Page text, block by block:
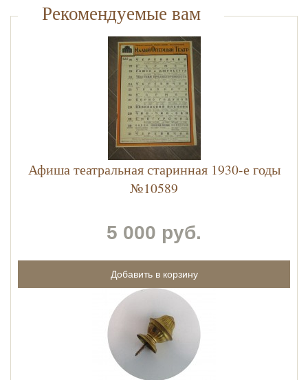
Рекомендуемые вам
Афиша театральная старинная 1930-е годы
№10589
5 000 руб.